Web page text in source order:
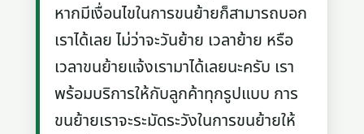
หากมีเงื่อนไขในการขนย้ายก็สามารถบอก
เราได้เลย ไม่ว่าจะวันย้าย เวลาย้าย หรือ
เวลาขนย้ายแจ้งเรามาได้เลยนะครับ เรา
พร้อมบริการให้กับลูกค้าทุกรูปแบบ การ
ขนย้ายเราจะระมัดระวังในการขนย้ายให้